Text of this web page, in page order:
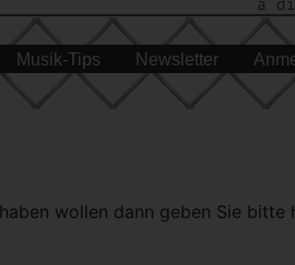
Musik-Tips Newsletter
wollen dann geben Sie bitte